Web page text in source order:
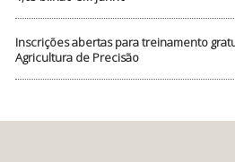
Inscrições abertas para treinamento
Agricultura de Precisão